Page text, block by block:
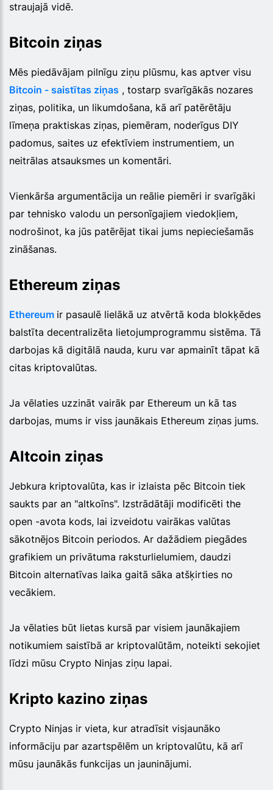
straujajā vidē.
Bitcoin ziņas
Mēs piedāvājam pilnīgu ziņu plūsmu, kas aptver visu
Bitcoin - saistītas ziņas , tostarp svarīgākās nozares
ziņas, politika, un likumdošana, kā arī patērētāju
līmeņa praktiskas ziņas, piemēram, noderīgus DIY
padomus, saites uz efektīviem instrumentiem, un
neitrālas atsauksmes un komentāri.
Vienkārša argumentācija un reālie piemēri ir svarīgāki
par tehnisko valodu un personīgajiem viedokļiem,
nodrošinot, ka jūs patērējat tikai jums nepieciešamās
zināšanas.
Ethereum ziņas
Ethereum ir pasaulē lielākā uz atvērtā koda blokķēdes
balstīta decentralizēta lietojumprogrammu sistēma. Tā
darbojas kā digitālā nauda, kuru var apmainīt tāpat kā
citas kriptovalūtas.
Ja vēlaties uzzināt vairāk par Ethereum un kā tas
darbojas, mums ir viss jaunākais Ethereum ziņas jums.
Altcoin ziņas
Jebkura kriptovalūta, kas ir izlaista pēc Bitcoin tiek
saukts par an "altkoīns". Izstrādātāji modificēti the
open -avota kods, lai izveidotu vairākas valūtas
sākotnējos Bitcoin periodos. Ar dažādiem piegādes
grafikiem un privātuma raksturlielumiem, daudzi
Bitcoin alternatīvas laika gaitā sāka atšķirties no
vecākiem.
Ja vēlaties būt lietas kursā par visiem jaunākajiem
notikumiem saistībā ar kriptovalūtām, noteikti sekojiet
līdzi mūsu Crypto Ninjas ziņu lapai.
Kripto kazino ziņas
Crypto Ninjas ir vieta, kur atradīsit visjaunāko
informāciju par azartspēlēm un kriptovalūtu, kā arī
mūsu jaunākās funkcijas un jauninājumi.